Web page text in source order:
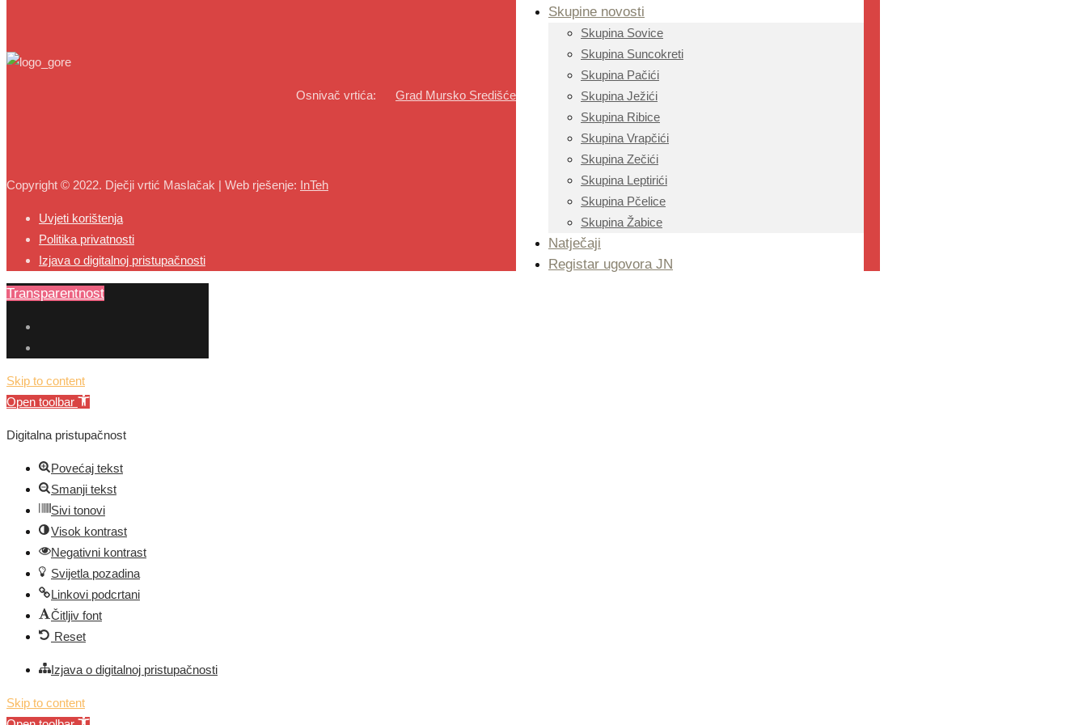
Skupine novosti
Skupina Sovice
Skupina Suncokreti
Skupina Pačići
Skupina Ježići
Skupina Ribice
Skupina Vrapčići
Skupina Zečići
Skupina Leptirići
Skupina Pčelice
Skupina Žabice
Natječaji
Registar ugovora JN
Osnivač vrtića: Grad Mursko Središće
Copyright © 2022. Dječji vrtić Maslačak | Web rješenje: InTeh
Uvjeti korištenja
Politika privatnosti
Izjava o digitalnoj pristupačnosti
Transparentnost
Skip to content
Open toolbar
Digitalna pristupačnost
Povećaj tekst
Smanji tekst
Sivi tonovi
Visok kontrast
Negativni kontrast
Svijetla pozadina
Linkovi podcrtani
Čitljiv font
Reset
Izjava o digitalnoj pristupačnosti
Skip to content